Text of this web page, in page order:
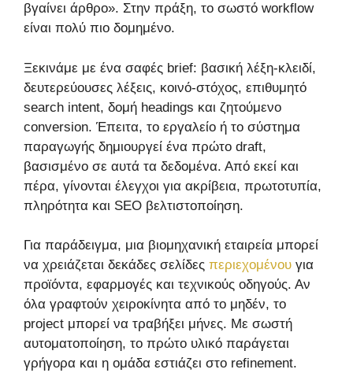
βγαίνει άρθρο». Στην πράξη, το σωστό workflow
είναι πολύ πιο δομημένο.
Ξεκινάμε με ένα σαφές brief: βασική λέξη-κλειδί,
δευτερεύουσες λέξεις, κοινό-στόχος, επιθυμητό
search intent, δομή headings και ζητούμενο
conversion. Έπειτα, το εργαλείο ή το σύστημα
παραγωγής δημιουργεί ένα πρώτο draft,
βασισμένο σε αυτά τα δεδομένα. Από εκεί και
πέρα, γίνονται έλεγχοι για ακρίβεια, πρωτοτυπία,
πληρότητα και SEO βελτιστοποίηση.
Για παράδειγμα, μια βιομηχανική εταιρεία μπορεί
να χρειάζεται δεκάδες σελίδες περιεχομένου για
προϊόντα, εφαρμογές και τεχνικούς οδηγούς. Αν
όλα γραφτούν χειροκίνητα από το μηδέν, το
project μπορεί να τραβήξει μήνες. Με σωστή
αυτοματοποίηση, το πρώτο υλικό παράγεται
γρήγορα και η ομάδα εστιάζει στο refinement.